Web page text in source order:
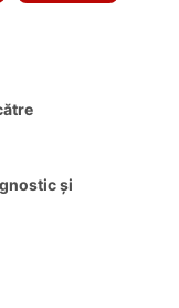
și